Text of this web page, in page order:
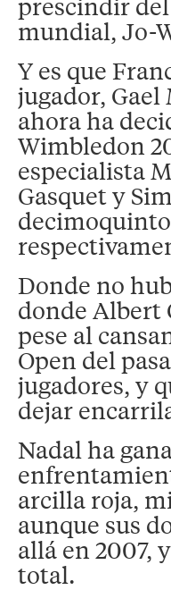
mundial, Jo-
Y es que
jugador,
ahora ha
Wimbledon
especialista
Gasquet y
Donde no
donde Albert
pese al
Open del
jugadores, y
dejar
Nadal ha
arcilla roja,
aunque sus
allá en 2007,
total.